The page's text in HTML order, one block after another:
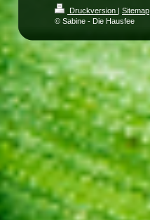
Druckversion | Sitemap
© Sabine - Die Hausfee